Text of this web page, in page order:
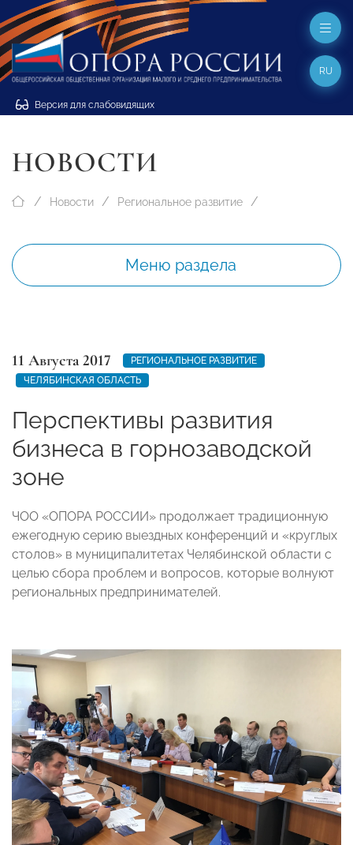
Версия для слабовидящих
RU
НОВОСТИ
Новости Региональное развитие
Меню раздела
11 Августа 2017
РЕГИОНАЛЬНОЕ РАЗВИТИЕ
ЧЕЛЯБИНСКАЯ ОБЛАСТЬ
Перспективы развития
бизнеса в горнозаводской
зоне
ЧОО «ОПОРА РОССИИ» продолжает традиционную
ежегодную серию выездных конференций и «круглых
столов» в муниципалитетах Челябинской области с
целью сбора проблем и вопросов, которые волнуют
региональных предпринимателей.